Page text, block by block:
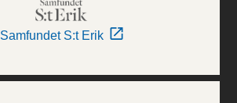
Samfundet S:t Erik